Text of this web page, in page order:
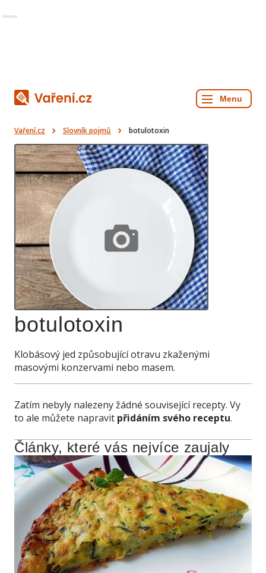
Reklama
Vaření.cz Slovník pojmů botulotoxin
botulotoxin
Klobásový jed způsobující otravu zkaženými
masovými konzervami nebo masem.
Zatím nebyly nalezeny žádné související recepty. Vy
to ale můžete napravit přidáním svého receptu.
Články, které vás nejvíce zaujaly